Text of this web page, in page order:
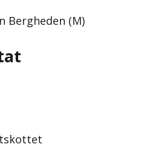
Bergheden (M)